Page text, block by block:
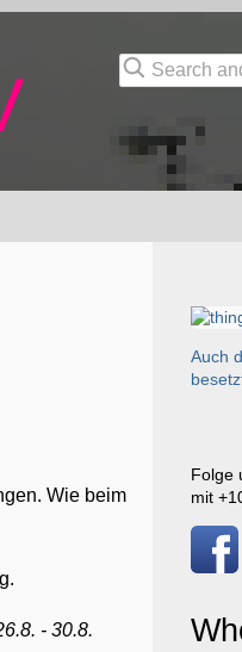
Wie beim
- 30.8.
Auch
Folge
mit